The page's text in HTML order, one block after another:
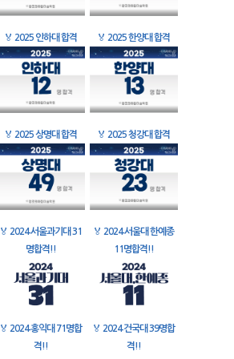
🏅 2025 인하대 합격 🏅 2025 한양대 합격
🏅 2025 상명대 합격 🏅 2025 청강대 합격
🏅 2024 서울과기대 31
명합격!!
🏅 2024 서울대 한예종
11명합격!!
🏅 2024 홍익대 71명합
격!!
🏅 2024 건국대 39명합
격!!